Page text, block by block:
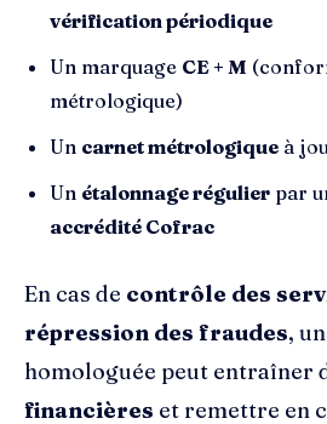
vérification périodique
Un marquage CE + M
métrologique)
Un carnet métrologique à
Un étalonnage régulier par
accrédité Cofrac
En cas de contrôle des
répression des fraudes,
homologuée peut entraîner
financières et remettre en